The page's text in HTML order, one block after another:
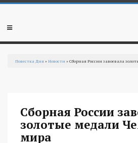
Перейти к основному содержанию
Мобильное
Повестка Дня »Новости » Сборная России завоевала
Сборная России
золотые медали
мира